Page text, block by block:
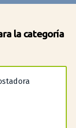
la categoría